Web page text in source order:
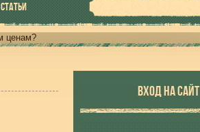
СТАТЬИ
ВХОД НА САЙТ